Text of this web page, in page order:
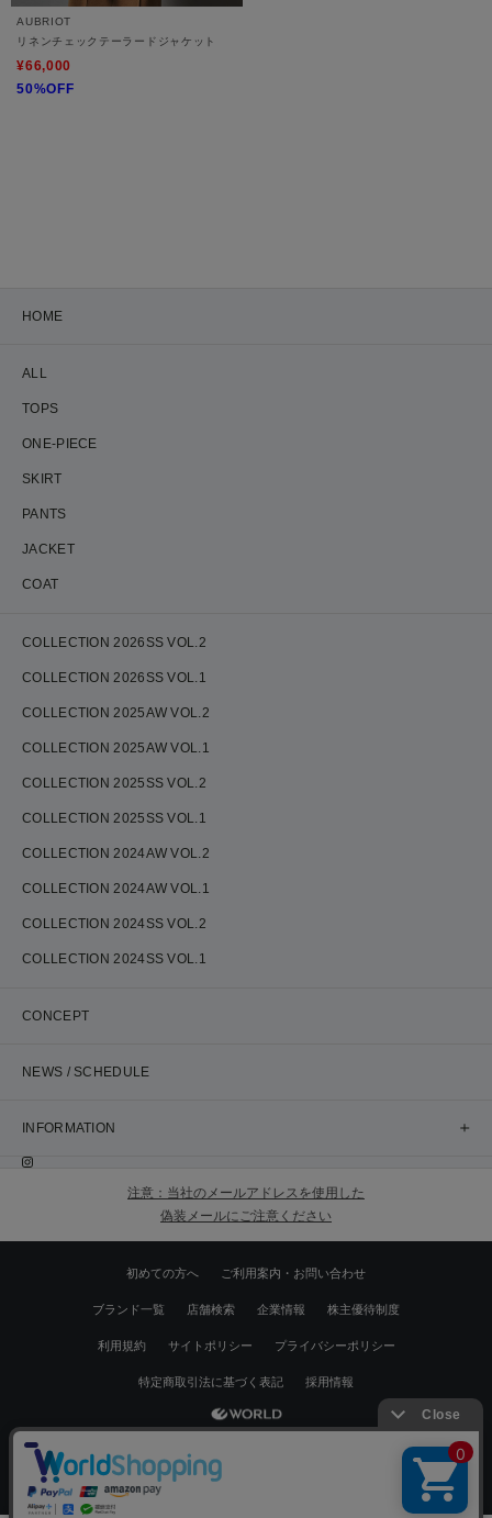
絞り込む
AUBRIOT
リネンチェックテーラードジャケット
¥66,000
50%OFF
HOME
ALL
TOPS
ONE-PIECE
SKIRT
PANTS
JACKET
COAT
COLLECTION 2026SS VOL.2
COLLECTION 2026SS VOL.1
COLLECTION 2025AW VOL.2
COLLECTION 2025AW VOL.1
COLLECTION 2025SS VOL.2
COLLECTION 2025SS VOL.1
COLLECTION 2024AW VOL.2
COLLECTION 2024AW VOL.1
COLLECTION 2024SS VOL.2
COLLECTION 2024SS VOL.1
CONCEPT
NEWS / SCHEDULE
INFORMATION
注意：当社のメールアドレスを使用した
偽装メールにご注意ください
初めての方へ ご利用案内・お問い合わせ
ブランド一覧 店舗検索 企業情報 株主優待制度
利用規約 サイトポリシー プライバシーポリシー
特定商取引法に基づく表記 採用情報